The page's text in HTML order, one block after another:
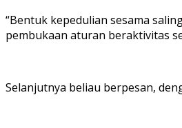
“Bentuk kepedulian sesama
pembukaan aturan beraktivitas
Selanjutnya beliau berpesan,